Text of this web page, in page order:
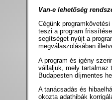
Van-e lehetőség
Cégünk
teszi a program
segítséget nyújt a
megválaszolásában
A program és igény
vállaljuk, mely tartalmaz
Budapesten díjmentes
A tanácsadás és
okozta adathibák